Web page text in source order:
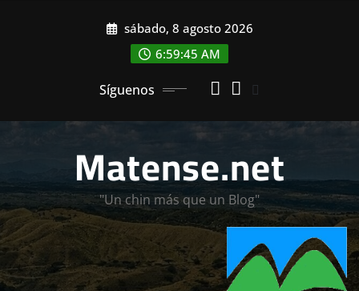
sábado, 8 agosto 2026
6:59:47 AM
Síguenos
Matense.net
"Un chin más que un Blog"